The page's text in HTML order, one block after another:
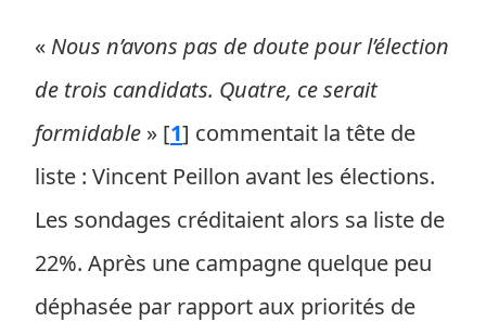
« Nous n’avons pas de doute pour l’élection
de trois candidats. Quatre, ce serait
formidable » [1] commentait la tête de
liste : Vincent Peillon avant les élections.
Les sondages créditaient alors sa liste de
22%. Après une campagne quelque peu
déphasée par rapport aux priorités de